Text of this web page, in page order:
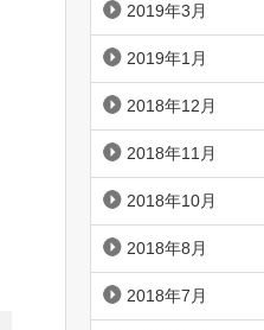
2019年3月
2019年1月
2018年12月
2018年11月
2018年10月
2018年8月
2018年7月